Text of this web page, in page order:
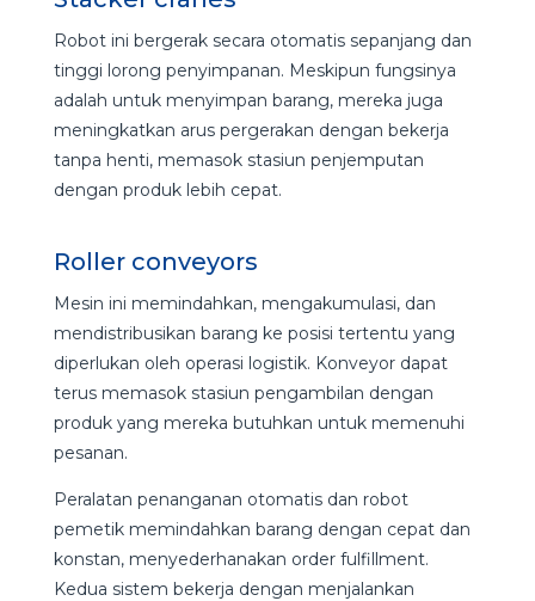
Robot ini bergerak secara otomatis sepanjang dan
tinggi lorong penyimpanan. Meskipun fungsinya
adalah untuk menyimpan barang, mereka juga
meningkatkan arus pergerakan dengan bekerja
tanpa henti, memasok stasiun penjemputan
dengan produk lebih cepat.
Roller conveyors
Mesin ini memindahkan, mengakumulasi, dan
mendistribusikan barang ke posisi tertentu yang
diperlukan oleh operasi logistik. Konveyor dapat
terus memasok stasiun pengambilan dengan
produk yang mereka butuhkan untuk memenuhi
pesanan.
Peralatan penanganan otomatis dan robot
pemetik memindahkan barang dengan cepat dan
konstan, menyederhanakan order fulfillment.
Kedua sistem bekerja dengan menjalankan